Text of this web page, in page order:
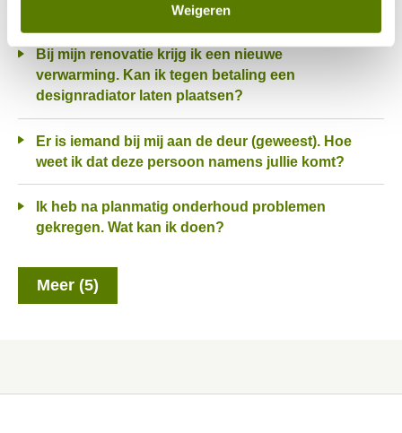
Weigeren
Bij mijn renovatie krijg ik een nieuwe
verwarming. Kan ik tegen betaling een
designradiator laten plaatsen?
Er is iemand bij mij aan de deur (geweest). Hoe
weet ik dat deze persoon namens jullie komt?
gekregen. Wat kan ik doen?
Meer (5)